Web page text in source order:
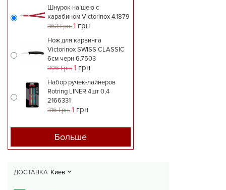
Шнурок на шею с
карабином Victorinox 4.1879
363 Грн.1 грн
Нож для карвинга
Victorinox SWISS CLASSIC
6см черн 6.7503
306 Грн.1 грн
Набор ручек-лайнеров
Rotring LINER 4шт 0,4
2166331
316 Грн.1 грн
Больше
ДОСТАВКА Киев